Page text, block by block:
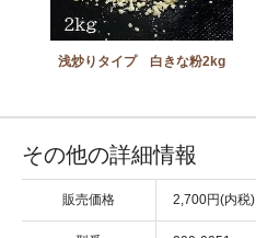
浅炒りタイプ 白きな粉2kg
その他の詳細情報
販売価格 2,700円(内税)